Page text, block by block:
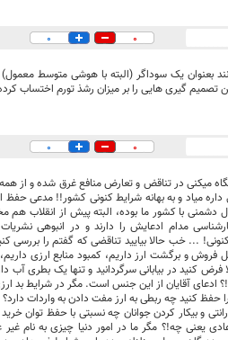
0
0
یک سوداگر (البته با هوشی متوسط معمول)
تصمیم گیری هایی را بر میزان رشذ تورم اختساب
0
0
میکنی در تناقض و تعارض منافع غرق شده و از
میاد و به بهانه شرایط کنونی کشور!! مدعی حفظ
با کشور ما بوده، البته پیش از انقلاب هم
مدام ادعایش را دارند و در انبوهی
... خب حالا بیایید تناقضی که گفتم را بررسی
فروش و برگشت ارز داریم، کمبود منابع ارزی
کنید در بیابانی سرگردانید و تنها یک بطری آب
ادعای آقایان از این جنس است. مگر در شرایط بد
حفظ کنید چه ربطی به ارز مفت دادن به واردات
و بیکار کردن جوانان چه نسبتی با حفظ توان خرید
چه!؟ مگر ما در امور دنیا چیزی به نام غیر